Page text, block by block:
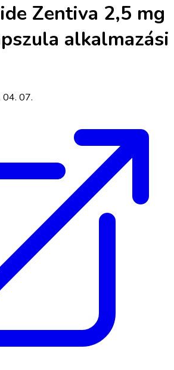
Zentiva 2,5 mg
alkalmazási
07.